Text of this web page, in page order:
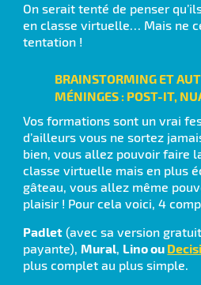
On serait tenté de penser
en classe virtuelle… Mais ne
tentation !
BRAINSTORMING ET
MÉNINGES : POST-IT,
Vos formations sont un vrai
d’ailleurs vous ne sortez
bien, vous allez pouvoir faire
classe virtuelle mais en plus
gâteau, vous allez même
plaisir ! Pour cela voici, 4
Padlet (avec sa version
payante), Mural, Lino ou
plus complet au plus simple.